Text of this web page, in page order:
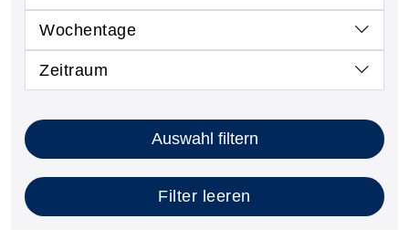
Wochentage
Zeitraum
Auswahl filtern
Filter leeren